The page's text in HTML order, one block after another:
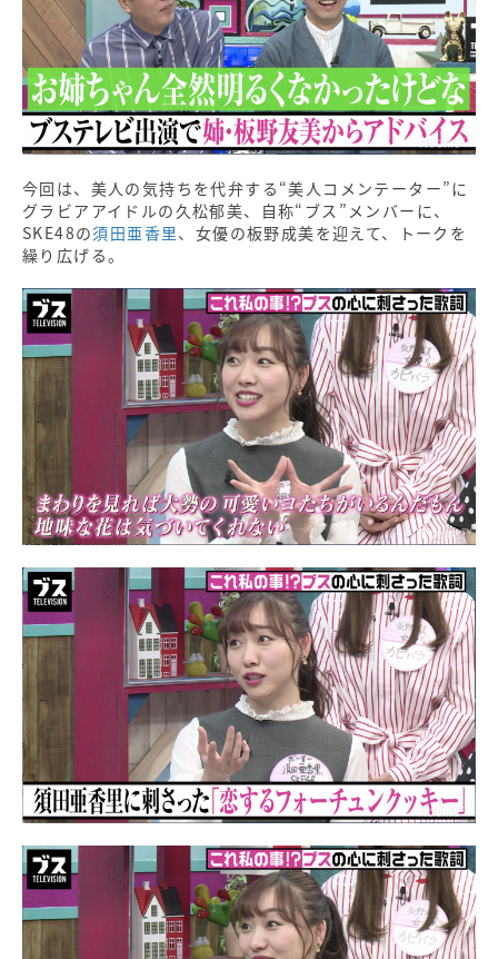
今回は、美人の気持ちを代弁する“美人コメンテーター”に
グラビアアイドルの久松郁美、自称“ブス”メンバーに、
SKE48の須田亜香里、女優の板野成美を迎えて、トークを
繰り広げる。